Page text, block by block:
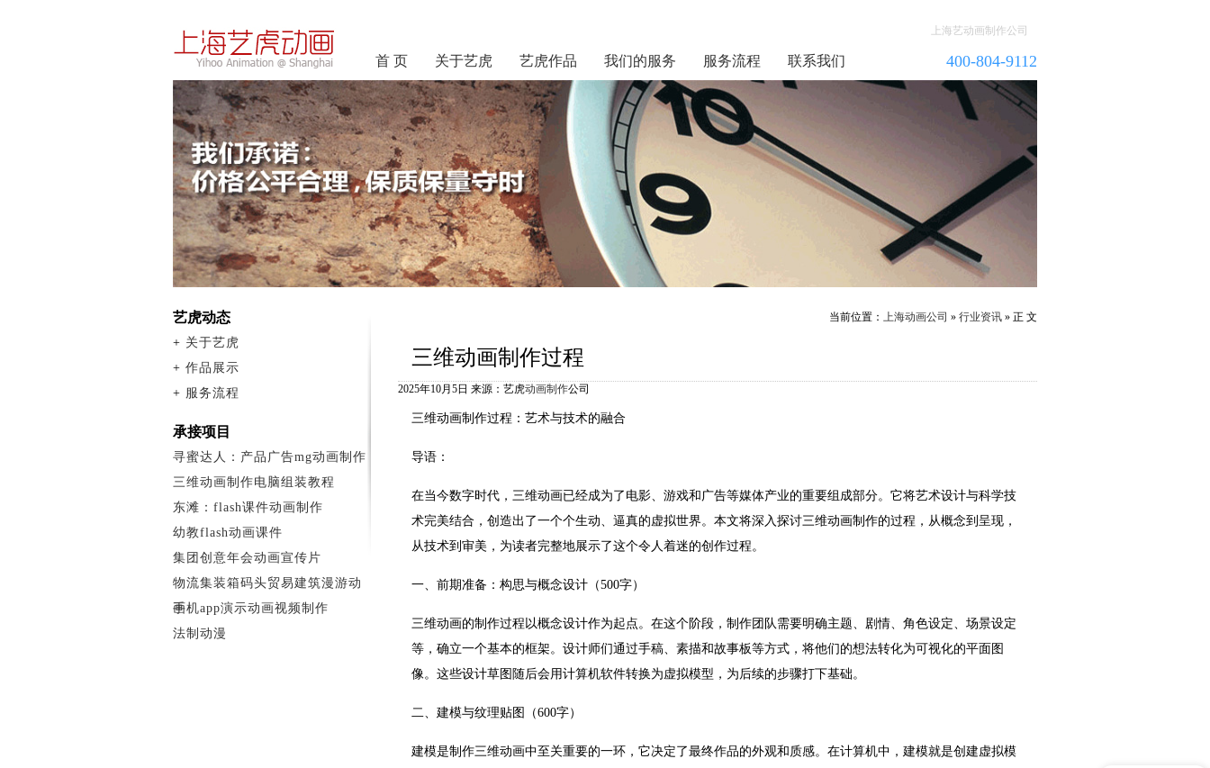
上海艺动画制作公司
首 页 关于艺虎 艺虎作品 我们的服务 服务流程 联系我们 400-804-9112
当前位置： 上海动画公司 » 行业资讯 » 正 文
三维动画制作过程
2025年10月5日 来源：艺虎动画制作公司
三维动画制作过程：艺术与技术的融合
导语：
在当今数字时代，三维动画已经成为了电影、游戏和广告等媒体产业的重要组成部分。它将艺术设计与科学技
术完美结合，创造出了一个个生动、逼真的虚拟世界。本文将深入探讨三维动画制作的过程，从概念到呈现，
从技术到审美，为读者完整地展示了这个令人着迷的创作过程。
一、前期准备：构思与概念设计（500字）
三维动画的制作过程以概念设计作为起点。在这个阶段，制作团队需要明确主题、剧情、角色设定、场景设定
等，确立一个基本的框架。设计师们通过手稿、素描和故事板等方式，将他们的想法转化为可视化的平面图
像。这些设计草图随后会用计算机软件转换为虚拟模型，为后续的步骤打下基础。
二、建模与纹理贴图（600字）
建模是制作三维动画中至关重要的一环，它决定了最终作品的外观和质感。在计算机中，建模就是创建虚拟模
艺虎动态
+ 关于艺虎
+ 作品展示
+ 服务流程
承接项目
寻蜜达人：产品广告mg动画制作
三维动画制作电脑组装教程
东滩：flash课件动画制作
幼教flash动画课件
集团创意年会动画宣传片
物流集装箱码头贸易建筑漫游动
画
手机app演示动画视频制作
法制动漫